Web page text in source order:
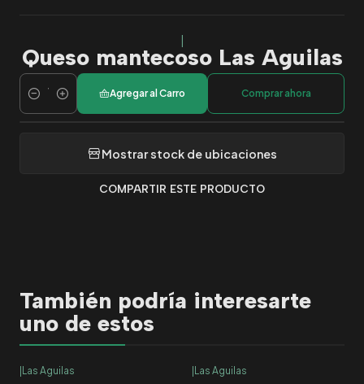
Queso mantecoso Las Aguilas
Cantidad
Agregar al Carro Comprar ahora
Mostrar stock de ubicaciones
COMPARTIR ESTE PRODUCTO
También podría interesarte
uno de estos
Las Aguilas Las Aguilas